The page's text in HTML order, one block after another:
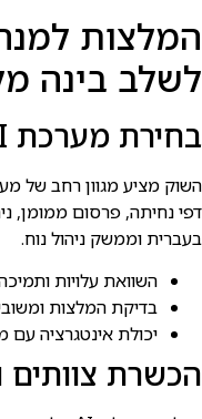
המלצות
לשלב בינה
בחירת מערכת AI מתאימה
השוק מציע מגוון רחב של
דפי נחיתה, פרסום ממומן,
בעברית וממשק ניהול נוח.
השוואת עלויות
בדיקת המלצות
יכולת אינטגרציה עם
הכשרת